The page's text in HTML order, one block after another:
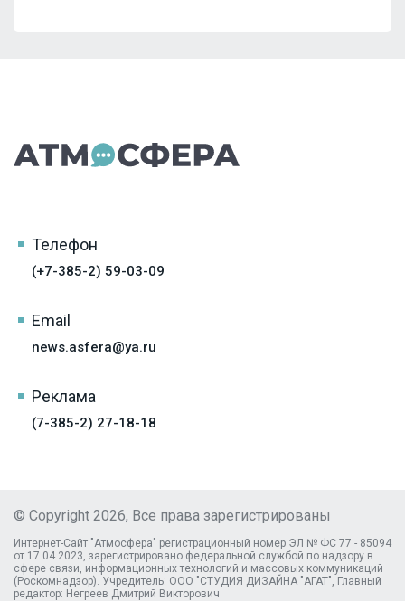
Телефон
(+7-385-2) 59-03-09
Email
news.asfera@ya.ru
Реклама
(7-385-2) 27-18-18
© Copyright 2026, Все права зарегистрированы
Интернет-Сайт "Атмосфера" регистрационный номер ЭЛ № ФС 77 - 85094
от 17.04.2023, зарегистрировано федеральной службой по надзору в
сфере связи, информационных технологий и массовых коммуникаций
(Роскомнадзор). Учредитель: ООО "СТУДИЯ ДИЗАЙНА "АГАТ", Главный
редактор: Негреев Дмитрий Викторович